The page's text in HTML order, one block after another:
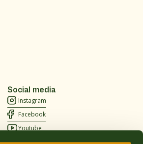
Social media
Instagram
Facebook
Youtube
TikTok